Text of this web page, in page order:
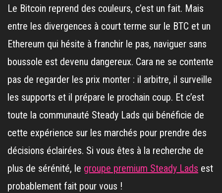
Le Bitcoin reprend des couleurs, c’est un fait. Mais
entre les divergences à court terme sur le BTC et un
Ethereum qui hésite à franchir le pas, naviguer sans
boussole est devenu dangereux. Cara ne se contente
pas de regarder les prix monter : il arbitre, il surveille
les supports et il prépare le prochain coup. Et c’est
toute la communauté Steady Lads qui bénéficie de
cette expérience sur les marchés pour prendre des
décisions éclairées. Si vous êtes à la recherche de
plus de sérénité, le groupe premium Steady Lads est
probablement fait pour vous !